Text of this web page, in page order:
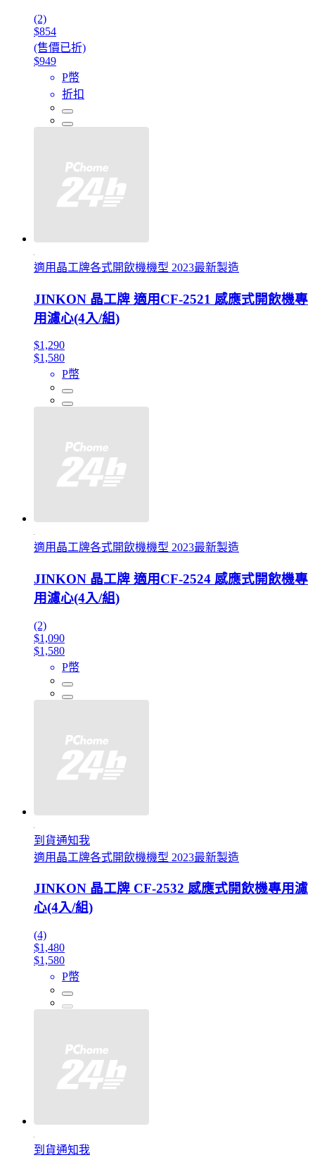
(2)
$854
(售價已折)
$949
P幣
折扣
適用晶工牌各式開飲機機型 2023最新製造
JINKON 晶工牌 適用CF-2521 感應式開飲機專
用濾心(4入/組)
$1,290
$1,580
P幣
適用晶工牌各式開飲機機型 2023最新製造
JINKON 晶工牌 適用CF-2524 感應式開飲機專
用濾心(4入/組)
(2)
$1,090
$1,580
P幣
到貨通知我
適用晶工牌各式開飲機機型 2023最新製造
JINKON 晶工牌 CF-2532 感應式開飲機專用濾
心(4入/組)
(4)
$1,480
$1,580
P幣
到貨通知我